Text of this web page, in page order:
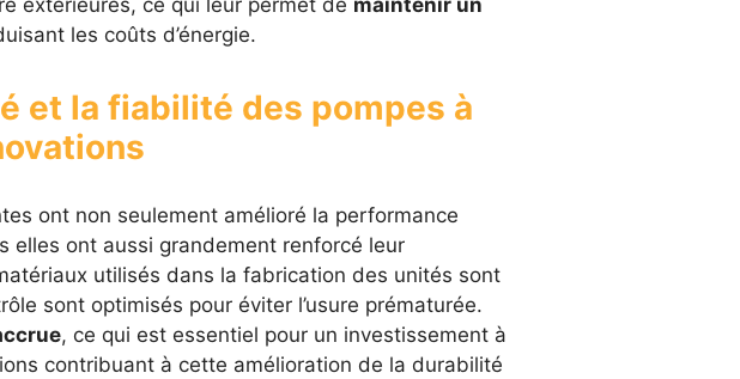
extérieures, ce qui leur permet de maintenir un
les coûts d’énergie.
et la fiabilité des pompes à
ont non seulement amélioré la performance
elles ont aussi grandement renforcé leur
utilisés dans la fabrication des unités sont
sont optimisés pour éviter l’usure prématurée.
, ce qui est essentiel pour un investissement à
contribuant à cette amélioration de la durabilité